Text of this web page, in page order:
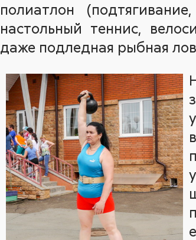
полиатлон
настольный теннис,
даже подледная рыбная